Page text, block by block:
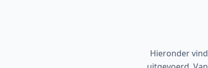
Hieronder